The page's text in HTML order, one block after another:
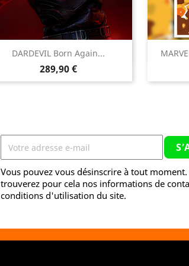
DARDEVIL Born Again...
Prix
289,90 €
Aperçu rapide
Vous pouvez vous désinscrire à tout moment.
trouverez pour cela nos informations de
conditions d'utilisation du site.